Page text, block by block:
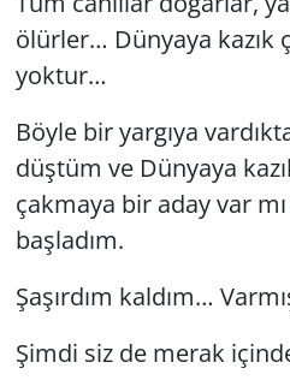
ölürler… Dünyaya kazık
yoktur…
Böyle bir yargıya
düştüm ve Dünyaya
çakmaya bir aday var
başladım.
Şaşırdım kaldım…
Şimdi siz de merak